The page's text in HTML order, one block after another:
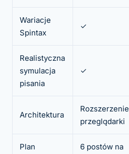
Wariacje
Spintax
✓
Realistyczna
symulacja
pisania
✓
Architektura
Rozszerzenie
przeglądarki
Plan
6 postów na